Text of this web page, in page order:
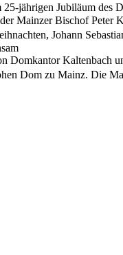
jährigen Jubiläum
Mainzer Bischof Peter
Johann
Domkantor Kaltenbach
Dom zu Mainz. Die